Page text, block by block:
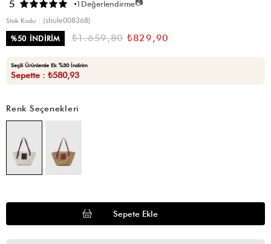
5 1 Değerlendirme📷
Stok Kodu
(shule008368)
%50 İNDIRIM ₺1.659,80 ₺829,90
Seçili Ürünlerde Ek %30 İndirim
Sepette : ₺580,93
Renk Seçenekleri